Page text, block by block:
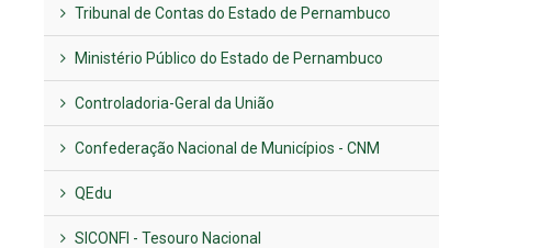
Tribunal de Contas do Estado de Pernambuco
Ministério Público do Estado de Pernambuco
Controladoria-Geral da União
Confederação Nacional de Municípios - CNM
QEdu
SICONFI - Tesouro Nacional